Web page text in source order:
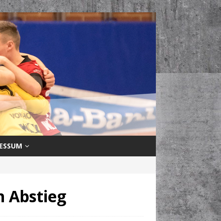
Abstieg